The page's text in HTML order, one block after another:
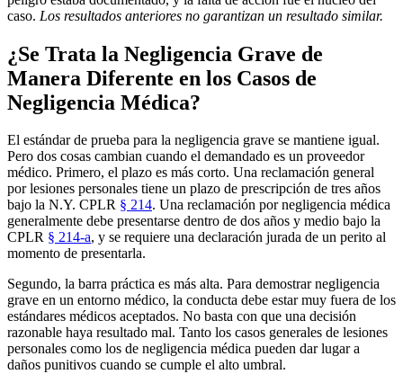
caso. Los resultados anteriores no garantizan un resultado similar.
¿Se Trata la Negligencia Grave de
Manera Diferente en los Casos de
Negligencia Médica?
El estándar de prueba para la negligencia grave se mantiene igual.
Pero dos cosas cambian cuando el demandado es un proveedor
médico. Primero, el plazo es más corto. Una reclamación general
por lesiones personales tiene un plazo de prescripción de tres años
bajo la N.Y. CPLR § 214. Una reclamación por negligencia médica
generalmente debe presentarse dentro de dos años y medio bajo la
CPLR § 214-a, y se requiere una declaración jurada de un perito al
momento de presentarla.
Segundo, la barra práctica es más alta. Para demostrar negligencia
grave en un entorno médico, la conducta debe estar muy fuera de los
estándares médicos aceptados. No basta con que una decisión
razonable haya resultado mal. Tanto los casos generales de lesiones
personales como los de negligencia médica pueden dar lugar a
daños punitivos cuando se cumple el alto umbral.